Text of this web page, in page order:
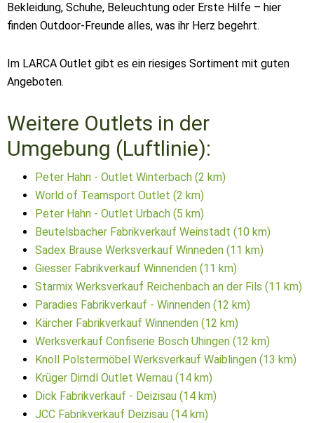
Bekleidung, Schuhe, Beleuchtung oder Erste Hilfe – hier
finden Outdoor-Freunde alles, was ihr Herz begehrt.
Im LARCA Outlet gibt es ein riesiges Sortiment mit guten
Angeboten.
Weitere Outlets in der
Umgebung (Luftlinie):
Peter Hahn - Outlet Winterbach (2 km)
World of Teamsport Outlet (2 km)
Peter Hahn - Outlet Urbach (5 km)
Beutelsbacher Fabrikverkauf Weinstadt (10 km)
Sadex Brause Werksverkauf Winneden (11 km)
Giesser Fabrikverkauf Winnenden (11 km)
Starmix Werksverkauf Reichenbach an der Fils (11 km)
Paradies Fabrikverkauf - Winnenden (12 km)
Kärcher Fabrikverkauf Winnenden (12 km)
Werksverkauf Confiserie Bosch Uhingen (12 km)
Knoll Polstermöbel Werksverkauf Waiblingen (13 km)
Krüger Dirndl Outlet Wernau (14 km)
Dick Fabrikverkauf - Deizisau (14 km)
JCC Fabrikverkauf Deizisau (14 km)